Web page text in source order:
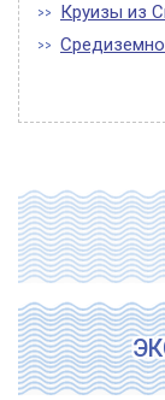
Круизы из